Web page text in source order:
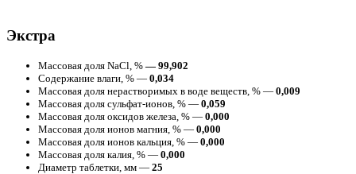
Экстра
Массовая доля NaCl, % — 99,902
Содержание влаги, % — 0,034
Массовая доля нерастворимых в воде веществ, % — 0,009
Массовая доля сульфат-ионов, % — 0,059
Массовая доля оксидов железа, % — 0,000
Массовая доля ионов магния, % — 0,000
Массовая доля ионов кальция, % — 0,000
Массовая доля калия, % — 0,000
Диаметр таблетки, мм — 25